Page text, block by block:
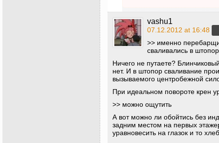
vashu1
07.12.2012 at 16:48
>> именно
сваливались в
Ничего не путаете?
нет. И в штопор сваливание
вызываемого центробежной
При идеальном повороте крен
>> можно ощутить
А вот можно ли обойтись без
задним местом на первых
уравновесить на глазок и то